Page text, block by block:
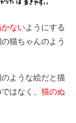
ないようにする
猫ちゃんのよう
ような絵だと描
はなく、 猫のぬ